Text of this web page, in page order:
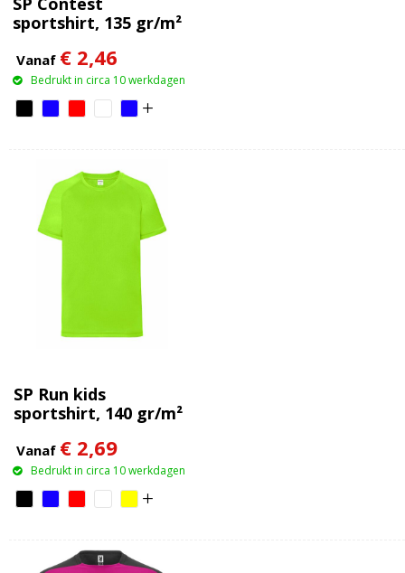
sportshirt, 135 gr/m²
Vanaf € 2,46
Bedrukt in circa 10 werkdagen
SP Run kids
sportshirt, 140 gr/m²
Vanaf € 2,69
Bedrukt in circa 10 werkdagen